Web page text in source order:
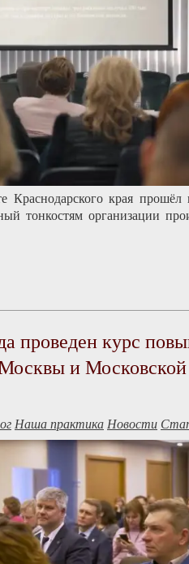
Краснодарского края
тонкостям организации
проведен курс
и Московской
Наша практика Новости